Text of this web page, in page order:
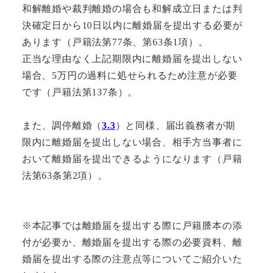
和解離婚や裁判離婚の場合も和解成立日または判
決確定日から10日以内に離婚届を提出する必要が
あります（戸籍法第77条、第63条1項）。
正当な理由なく上記期限内に離婚届を提出しない
場合、5万円の過料に処せられるため注意が必要
です（戸籍法第137条）。
また、調停離婚（3.3）と同様、届出義務者が期
限内に離婚届を提出しない場合、相手方当事者に
おいて離婚届を提出できるようになります（戸籍
法第63条第2項）。
※本記事では離婚届を提出する際に戸籍謄本の添
付が必要か、離婚届を提出する際の必要資料、離
婚届を提出する際の注意点等についてご紹介いた